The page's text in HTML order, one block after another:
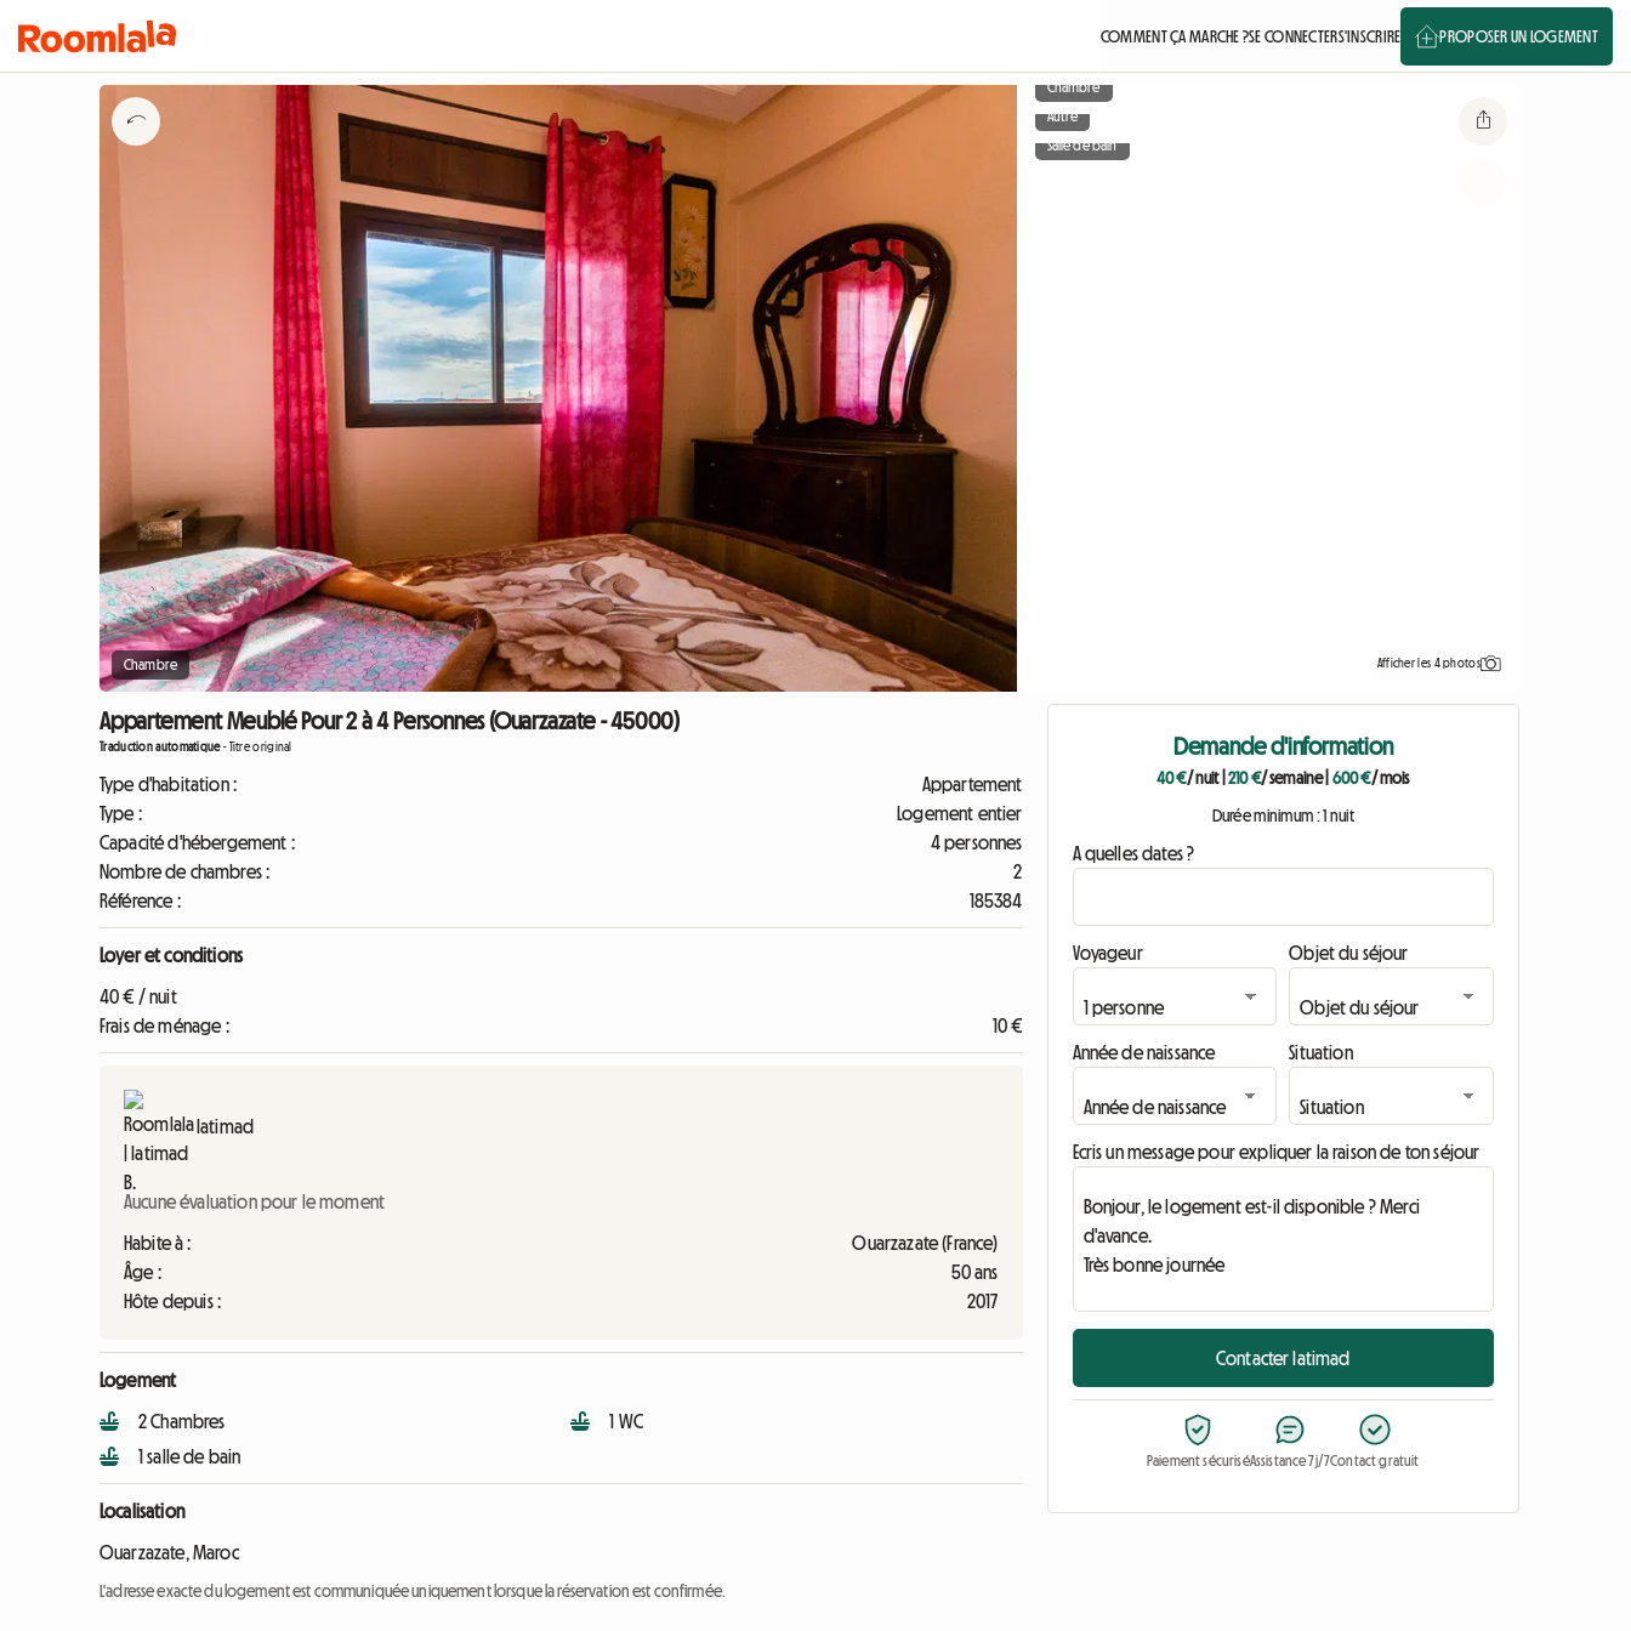
COMMENT ÇA MARCHE ?SE CONNECTERS'INSCRIRE PROPOSER UN LOGEMENT
Chambre
Chambre
Autre
Salle de bain
Afficher les 4 photos
Appartement Meublé Pour 2 à 4 Personnes (Ouarzazate - 45000)
Traduction automatique-Titre original
Type d'habitation :
Appartement
Type :
Logement entier
Capacité d'hébergement :
4 personnes
Nombre de chambres :
2
Référence :
185384
Loyer et conditions
40 € / nuit
Frais de ménage :
10 €
Iatimad
Aucune évaluation pour le moment
Habite à :
Ouarzazate (France)
Âge :
50 ans
Hôte depuis :
2017
Logement
2 Chambres
1 salle de bain
1 WC
Localisation
Ouarzazate, Maroc
L'adresse exacte du logement est communiquée uniquement lorsque la réservation est confirmée.
Demande d'information
40 €/ nuit|210 €/ semaine| 600 €/ mois
Durée minimum : 1 nuit
A quelles dates ?
Voyageur Objet du séjour
Année de naissance Situation
Ecris un message pour expliquer la raison de ton séjour
Contacter Iatimad
Paiement sécuriséAssistance 7j/7Contact gratuit